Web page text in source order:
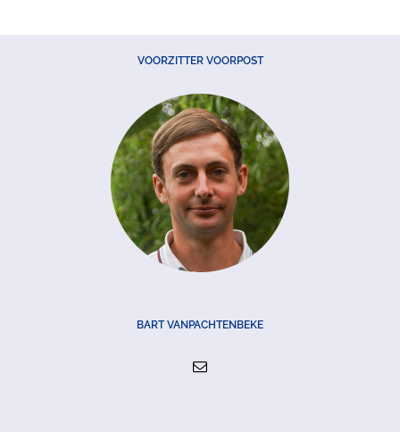
VOORZITTER VOORPOST
BART VANPACHTENBEKE